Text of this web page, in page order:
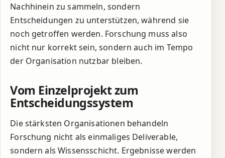
Nachhinein zu sammeln, sondern
Entscheidungen zu unterstützen, während sie
noch getroffen werden. Forschung muss also
nicht nur korrekt sein, sondern auch im Tempo
der Organisation nutzbar bleiben.
Vom Einzelprojekt zum
Entscheidungssystem
Die stärksten Organisationen behandeln
Forschung nicht als einmaliges Deliverable,
sondern als Wissensschicht. Ergebnisse werden